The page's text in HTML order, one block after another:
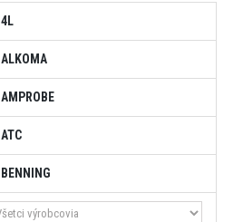
4L
ALKOMA
AMPROBE
ATC
BENNING